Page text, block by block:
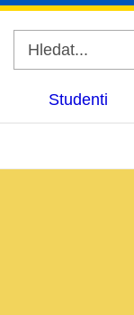
Studenti